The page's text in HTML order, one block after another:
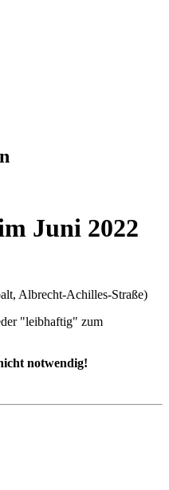
Juni 2022
Albrecht-Achilles-Straße)
"leibhaftig" zum
notwendig!